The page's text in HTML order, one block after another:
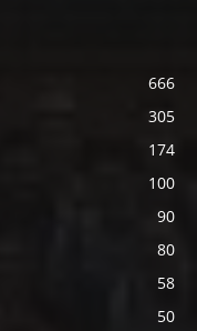
666
305
174
100
90
80
58
50